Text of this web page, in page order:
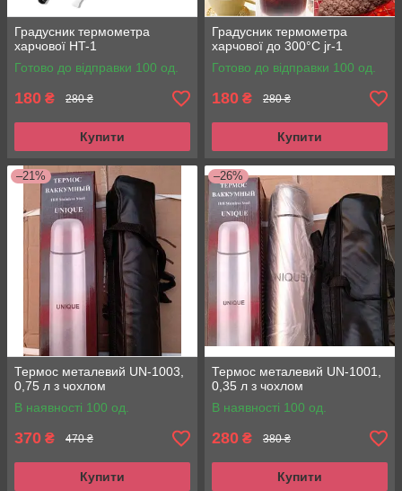
Градусник термометра
харчової HT-1
Готово до відправки 100 од.
180 ₴ 280 ₴
Купити
Градусник термометра
харчової до 300°С jr-1
Готово до відправки 100 од.
180 ₴ 280 ₴
Купити
–21%
Термос металевий UN-1003,
0,75 л з чохлом
В наявності 100 од.
370 ₴ 470 ₴
Купити
–26%
Термос металевий UN-1001,
0,35 л з чохлом
В наявності 100 од.
280 ₴ 380 ₴
Купити